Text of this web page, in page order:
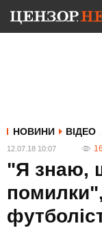
НОВИНИ ВІДЕО
12.07.18 10:07
"Я знаю,